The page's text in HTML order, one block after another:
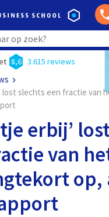
8,6 3.615 reviews
lost slechts een fractie van
erbij’
van
op,